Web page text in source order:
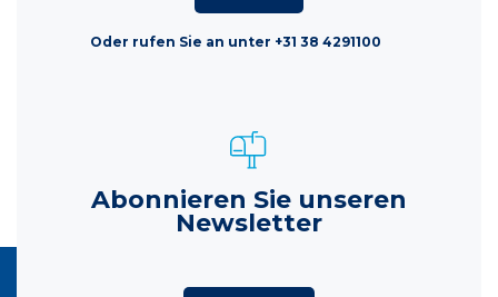
Oder rufen Sie an unter +31 38 4291100
Abonnieren Sie unseren
Newsletter